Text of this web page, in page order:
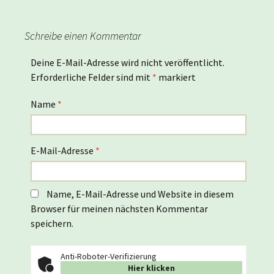
Schreibe einen Kommentar
Deine E-Mail-Adresse wird nicht veröffentlicht.
Erforderliche Felder sind mit * markiert
Name *
E-Mail-Adresse *
Name, E-Mail-Adresse und Website in diesem
Browser für meinen nächsten Kommentar
speichern.
Anti-Roboter-Verifizierung
Hier klicken